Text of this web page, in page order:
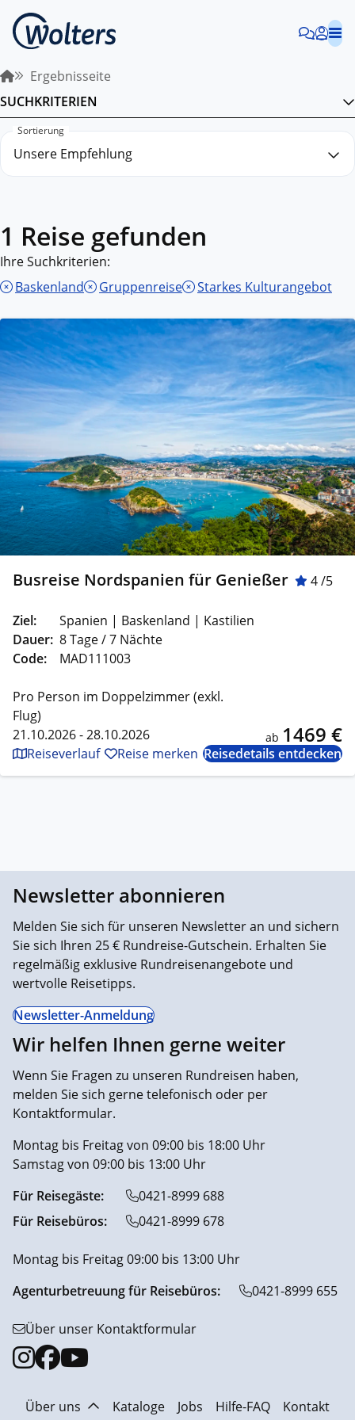
Ergebnisseite
SUCHKRITERIEN
Sortierung
1 Reise gefunden
Ihre Suchkriterien:
Baskenland
Gruppenreise Starkes Kulturangebot
Busreise Nordspanien für Genießer 4 /5
Ziel:
Spanien | Baskenland | Kastilien
Dauer: 8 Tage / 7 Nächte
Code:
MAD111003
Pro Person im Doppelzimmer (exkl.
Flug)
21.10.2026 - 28.10.2026
ab 1469 €
Reiseverlauf Reise merken Reisedetails entdecken
Newsletter abonnieren
Melden Sie sich für unseren Newsletter an und sichern
Sie sich Ihren 25 € Rundreise-Gutschein. Erhalten Sie
regelmäßig exklusive Rundreisenangebote und
wertvolle Reisetipps.
Newsletter-Anmeldung
Wir helfen Ihnen gerne weiter
Wenn Sie Fragen zu unseren Rundreisen haben,
melden Sie sich gerne telefonisch oder per
Kontaktformular.
Montag bis Freitag von 09:00 bis 18:00 Uhr
Samstag von 09:00 bis 13:00 Uhr
Für Reisegäste:
0421-8999 688
Für Reisebüros:
0421-8999 678
Montag bis Freitag 09:00 bis 13:00 Uhr
Agenturbetreuung für Reisebüros:
0421-8999 655
Über unser Kontaktformular
Über uns Kataloge Jobs Hilfe-FAQ Kontakt